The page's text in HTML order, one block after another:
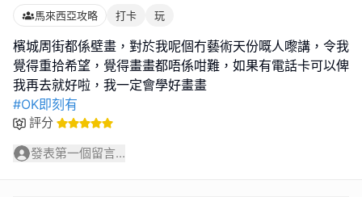
馬來西亞攻略 打卡 玩
檳城周街都係壁畫，對於我呢個冇藝術天份嘅人嚟講，令我
覺得重拾希望，覺得畫畫都唔係咁難，如果有電話卡可以俾
#OK即刻有
評分
發表第一個留言...